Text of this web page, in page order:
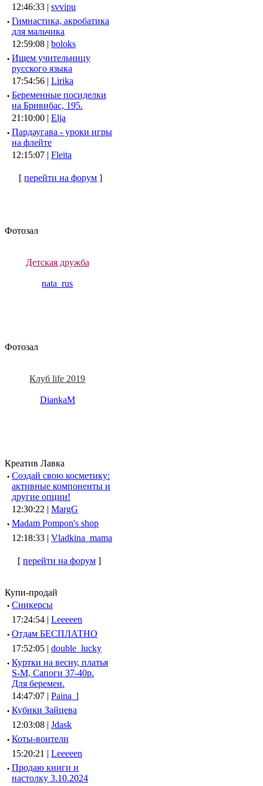
12:46:33 | svvipu
· Гимнастика, акробатика
для мальчика
12:59:08 | boloks
· Ищем учительницу
русского языка
17:54:56 | Lirika
· Беременные посиделки
на Бривибас, 195.
21:10:00 | Elja
· Пардаугава - уроки игры
на флейте
12:15:07 | Fleita
[перейти на форум ]
Фотозал
Детская дружба
nata_rus
Фотозал
Клуб life 2019
DiankaM
Креатив Лавка
· Создай свою косметику:
активные компоненты и
другие опции!
12:30:22 | MargG
· Madam Pompon's shop
12:18:33 | Vladkina_mama
[ перейти на форум ]
Купи-продай
· Сникерсы
17:24:54 | Leeeeen
· Отдам БЕСПЛАТНО
17:52:05 | double_lucky
· Куртки на весну, платья
S-M, Сапоги 37-40р.
Для беремен.
14:47:07 | Paina_l
· Кубики Зайцева
12:03:08 | Jdask
· Коты-воители
15:20:21 | Leeeeen
· Продаю книги и
настолку 3.10.2024